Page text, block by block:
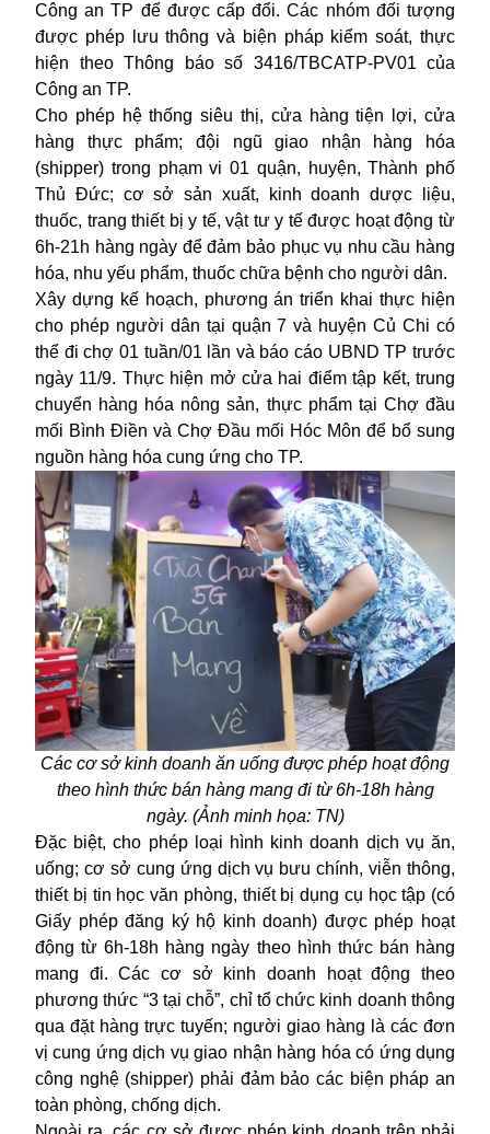
Công an TP để được cấp đổi. Các nhóm đối tượng
được phép lưu thông và biện pháp kiểm soát, thực
hiện theo Thông báo số 3416/TBCATP-PV01 của
Công an TP.
Cho phép hệ thống siêu thị, cửa hàng tiện lợi, cửa
hàng thực phẩm; đội ngũ giao nhận hàng hóa
(shipper) trong phạm vi 01 quận, huyện, Thành phố
Thủ Đức; cơ sở sản xuất, kinh doanh dược liệu,
thuốc, trang thiết bị y tế, vật tư y tế được hoạt động từ
6h-21h hàng ngày để đảm bảo phục vụ nhu cầu hàng
hóa, nhu yếu phẩm, thuốc chữa bệnh cho người dân.
Xây dựng kế hoạch, phương án triển khai thực hiện
cho phép người dân tại quận 7 và huyện Củ Chi có
thể đi chợ 01 tuần/01 lần và báo cáo UBND TP trước
ngày 11/9. Thực hiện mở cửa hai điểm tập kết, trung
chuyển hàng hóa nông sản, thực phẩm tại Chợ đầu
mối Bình Điền và Chợ Đầu mối Hóc Môn để bổ sung
nguồn hàng hóa cung ứng cho TP.
Các cơ sở kinh doanh ăn uống được phép hoạt động
theo hình thức bán hàng mang đi từ 6h-18h hàng
ngày. (Ảnh minh họa: TN)
Đặc biệt, cho phép loại hình kinh doanh dịch vụ ăn,
uống; cơ sở cung ứng dịch vụ bưu chính, viễn thông,
thiết bị tin học văn phòng, thiết bị dụng cụ học tập (có
Giấy phép đăng ký hộ kinh doanh) được phép hoạt
động từ 6h-18h hàng ngày theo hình thức bán hàng
mang đi. Các cơ sở kinh doanh hoạt động theo
phương thức “3 tại chỗ”, chỉ tổ chức kinh doanh thông
qua đặt hàng trực tuyến; người giao hàng là các đơn
vị cung ứng dịch vụ giao nhận hàng hóa có ứng dụng
công nghệ (shipper) phải đảm bảo các biện pháp an
toàn phòng, chống dịch.